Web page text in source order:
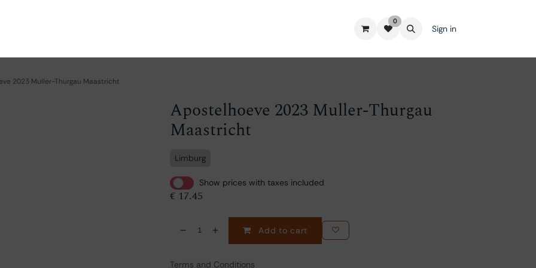
0
Sign in
2023 Muller-Thurgau Maastricht
Apostelhoeve 2023 Muller-Thurgau
Maastricht
Limburg
Show prices with taxes included
€ 17.45
Add to cart
Terms and Conditions